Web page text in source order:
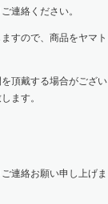
連絡ください。
すので、商品をヤマト
頂戴する場合がござい
ます。
連絡お願い申し上げま